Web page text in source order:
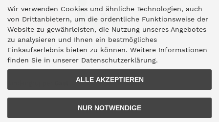
Kundengruppe
Wir verwenden Cookies und ähnliche Technologien, auch
von Drittanbietern, um die ordentliche Funktionsweise der
Website zu gewährleisten, die Nutzung unseres Angebotes
zu analysieren und Ihnen ein bestmögliches
Einkaufserlebnis bieten zu können. Weitere Informationen
finden Sie in unserer Datenschutzerklärung.
ALLE AKZEPTIEREN
NUR NOTWENDIGE